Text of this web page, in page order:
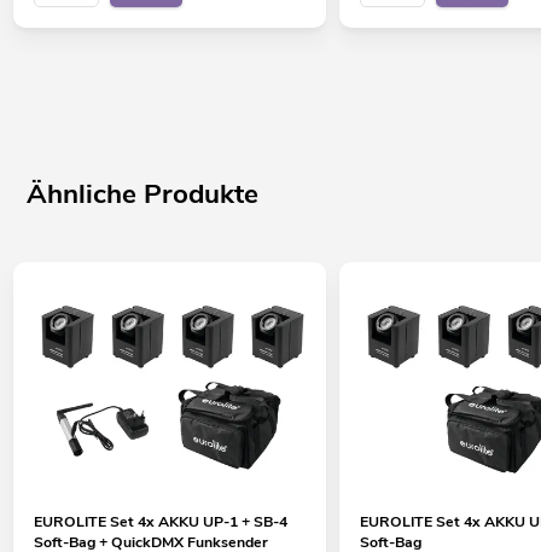
Ähnliche Produkte
EUROLITE Set 4x AKKU UP-1 + SB-4
Soft-Bag + QuickDMX Funksender
EUROLITE Set 4x AKKU
Soft-Bag